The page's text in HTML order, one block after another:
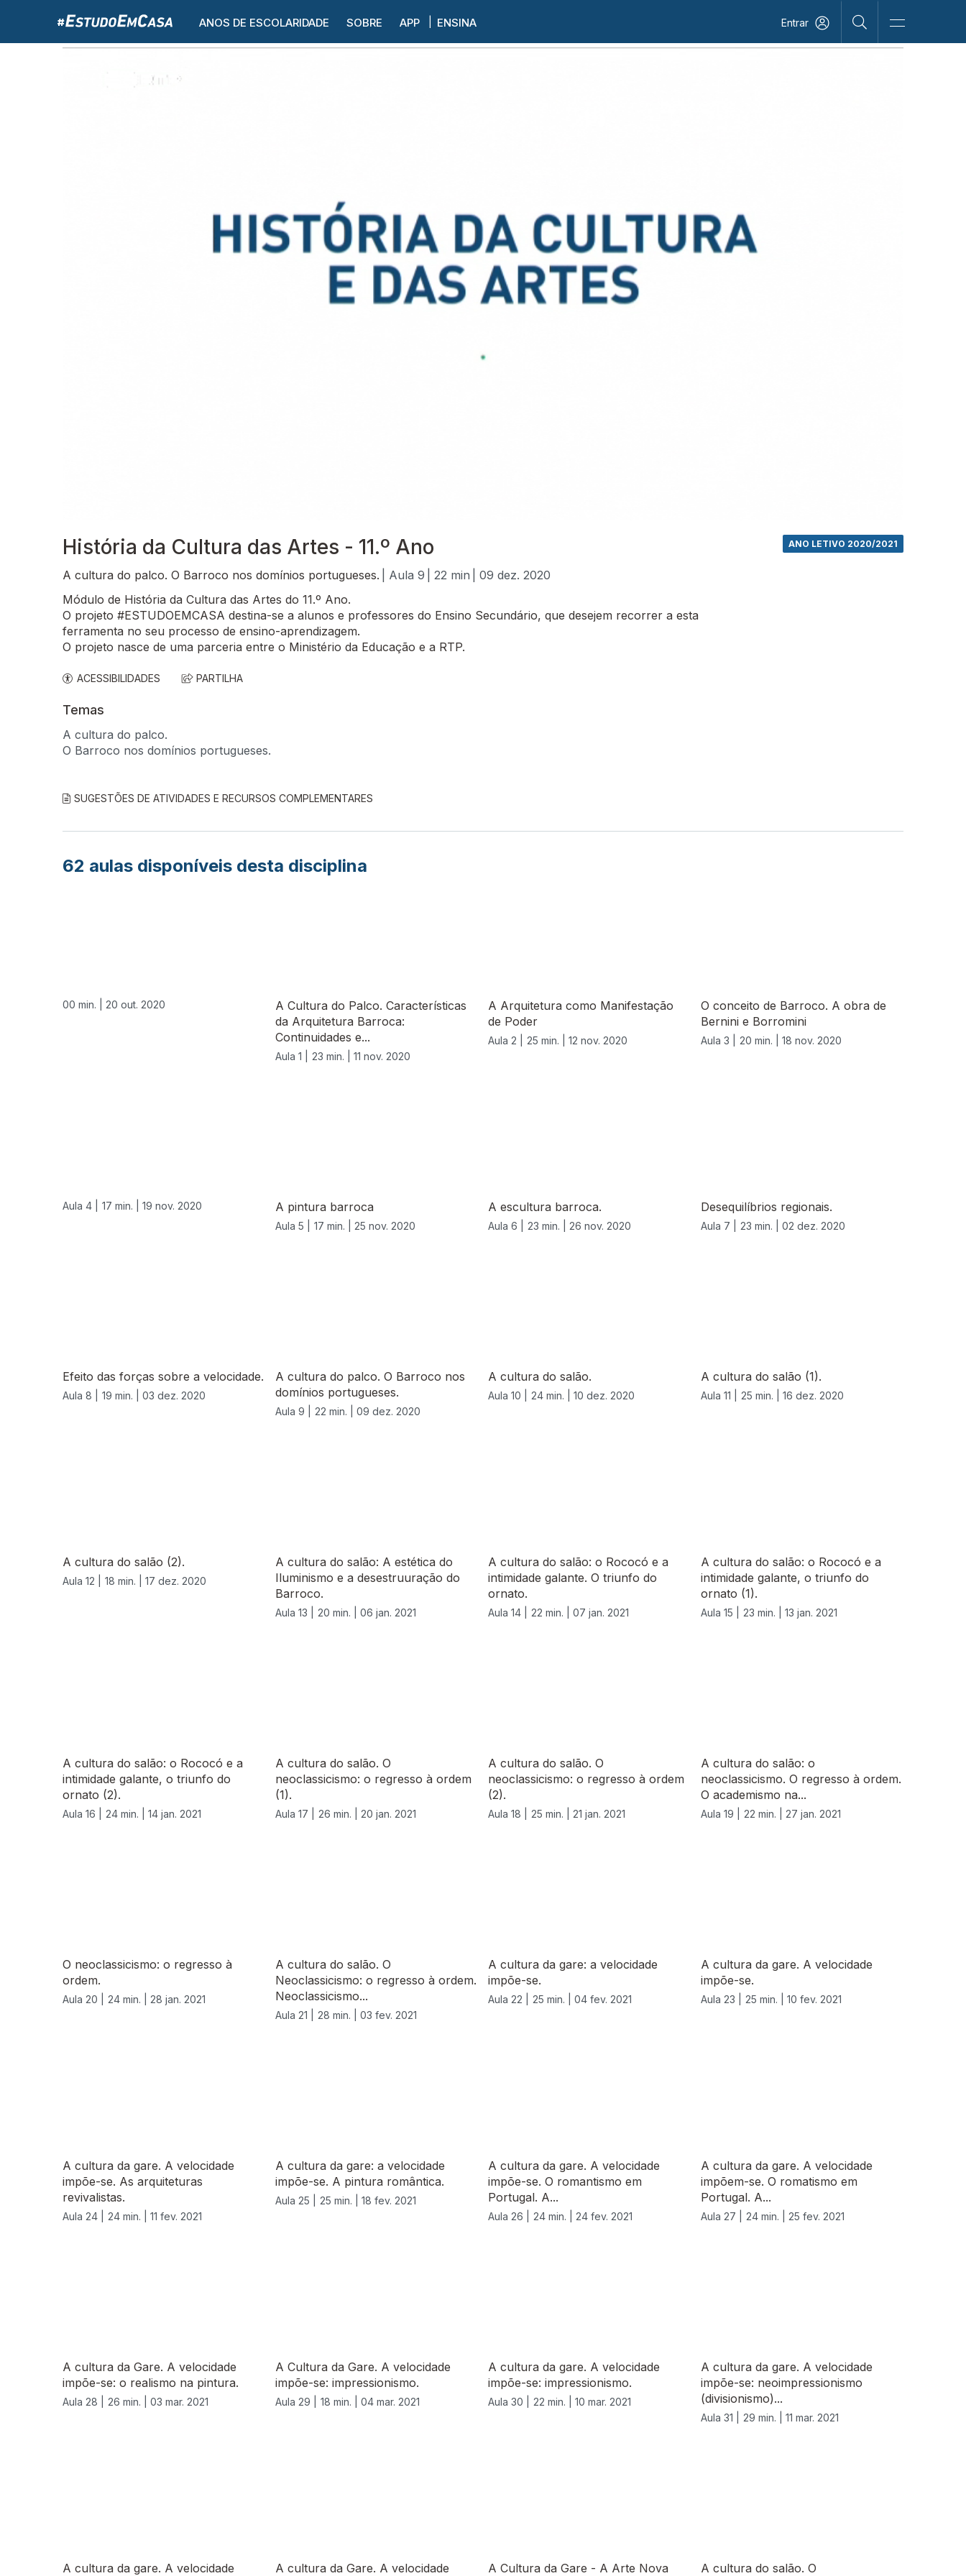
ANOS DE ESCOLARIDADE SOBRE APP ENSINA Entrar
História da Cultura das Artes - 11.º Ano
A cultura do palco. O Barroco nos domínios portugueses. | Aula 9 | 22 min | 09 dez. 2020
ANO LETIVO 2020/2021
Módulo de História da Cultura das Artes do 11.º Ano.
O projeto #ESTUDOEMCASA destina-se a alunos e professores do Ensino Secundário, que desejem recorrer a esta
ferramenta no seu processo de ensino-aprendizagem.
O projeto nasce de uma parceria entre o Ministério da Educação e a RTP.
ACESSIBILIDADES PARTILHA
Temas
A cultura do palco.
O Barroco nos domínios portugueses.
SUGESTÕES DE ATIVIDADES E RECURSOS COMPLEMENTARES
62 aulas disponíveis desta disciplina
00 min. | 20 out. 2020
A Cultura do Palco. Características
da Arquitetura Barroca:
Continuidades e...
Aula 1 | 23 min. | 11 nov. 2020
A Arquitetura como Manifestação
de Poder
Aula 2 | 25 min. | 12 nov. 2020
O conceito de Barroco. A obra de
Bernini e Borromini
Aula 3 | 20 min. | 18 nov. 2020
Aula 4 | 17 min. | 19 nov. 2020 A pintura barroca
Aula 5 | 17 min. | 25 nov. 2020
A escultura barroca.
Aula 6 | 23 min. | 26 nov. 2020
Desequilíbrios regionais.
Aula 7 | 23 min. | 02 dez. 2020
Efeito das forças sobre a velocidade.
Aula 8 | 19 min. | 03 dez. 2020
A cultura do palco. O Barroco nos
domínios portugueses.
Aula 9 | 22 min. | 09 dez. 2020
A cultura do salão.
Aula 10 | 24 min. | 10 dez. 2020
A cultura do salão (1).
Aula 11 | 25 min. | 16 dez. 2020
A cultura do salão (2).
Aula 12 | 18 min. | 17 dez. 2020
A cultura do salão: A estética do
Iluminismo e a desestruuração do
Barroco.
Aula 13 | 20 min. | 06 jan. 2021
A cultura do salão: o Rococó e a
intimidade galante. O triunfo do
ornato.
Aula 14 | 22 min. | 07 jan. 2021
A cultura do salão: o Rococó e a
intimidade galante, o triunfo do
ornato (1).
Aula 15 | 23 min. | 13 jan. 2021
A cultura do salão: o Rococó e a
intimidade galante, o triunfo do
ornato (2).
Aula 16 | 24 min. | 14 jan. 2021
A cultura do salão. O
neoclassicismo: o regresso à ordem
(1).
Aula 17 | 26 min. | 20 jan. 2021
A cultura do salão. O
neoclassicismo: o regresso à ordem
(2).
Aula 18 | 25 min. | 21 jan. 2021
A cultura do salão: o
neoclassicismo. O regresso à ordem.
O academismo na...
Aula 19 | 22 min. | 27 jan. 2021
O neoclassicismo: o regresso à
ordem.
Aula 20 | 24 min. | 28 jan. 2021
A cultura do salão. O
Neoclassicismo: o regresso à ordem.
Neoclassicismo...
Aula 21 | 28 min. | 03 fev. 2021
A cultura da gare: a velocidade
impõe-se.
Aula 22 | 25 min. | 04 fev. 2021
A cultura da gare. A velocidade
impõe-se.
Aula 23 | 25 min. | 10 fev. 2021
A cultura da gare. A velocidade
impõe-se. As arquiteturas
revivalistas.
Aula 24 | 24 min. | 11 fev. 2021
A cultura da gare: a velocidade
impõe-se. A pintura romântica.
Aula 25 | 25 min. | 18 fev. 2021
A cultura da gare. A velocidade
impõe-se. O romantismo em
Portugal. A...
Aula 26 | 24 min. | 24 fev. 2021
A cultura da gare. A velocidade
impõem-se. O romatismo em
Portugal. A...
Aula 27 | 24 min. | 25 fev. 2021
A cultura da Gare. A velocidade
impõe-se: o realismo na pintura.
Aula 28 | 26 min. | 03 mar. 2021
A Cultura da Gare. A velocidade
impõe-se: impressionismo.
Aula 29 | 18 min. | 04 mar. 2021
A cultura da gare. A velocidade
impõe-se: impressionismo.
Aula 30 | 22 min. | 10 mar. 2021
A cultura da gare. A velocidade
impõe-se: neoimpressionismo
(divisionismo)...
Aula 31 | 29 min. | 11 mar. 2021
A cultura da gare. A velocidade A cultura da Gare. A velocidade A Cultura da Gare - A Arte Nova A cultura do salão. O